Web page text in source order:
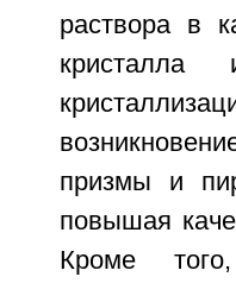
раствора в
кристалла
призмы и
повышая
Кроме